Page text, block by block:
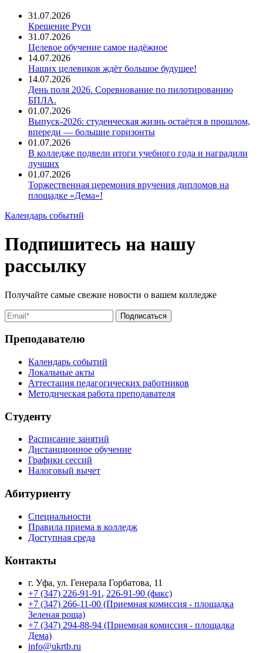
31.07.2026
Крещение Руси
31.07.2026
Целевое обучение самое надёжное
14.07.2026
Наших целевиков ждёт большое будущее!
14.07.2026
День поля 2026. Соревнование по пилотированию
БПЛА.
01.07.2026
Выпуск-2026: студенческая жизнь остаётся в прошлом,
впереди — большие горизонты
01.07.2026
В колледже подвели итоги учебного года и наградили
лучших
01.07.2026
Торжественная церемония вручения дипломов на
площадке «Дема»!
Календарь событий
Подпишитесь на нашу
рассылку
Получайте самые свежие новости о вашем колледже
Преподавателю
Календарь событий
Локальные акты
Аттестация педагогических работников
Методическая работа преподавателя
Студенту
Расписание занятий
Дистанционное обучение
Графики сессий
Налоговый вычет
Абитуриенту
Специальности
Правила приема в колледж
Доступная среда
Контакты
г. Уфа, ул. Генерала Горбатова, 11
+7 (347) 226-91-91 , 226-91-90 (факс)
+7 (347) 266-11-00 (Приемная комиссия - площадка
Зеленая роща)
+7 (347) 294-88-94 (Приемная комиссия - площадка
Дема)
info@ukrtb.ru